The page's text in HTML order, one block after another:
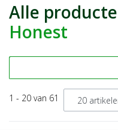
Alle
Honest
1 - 20 van 61